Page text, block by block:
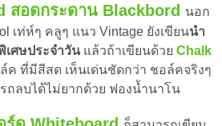
สอดกระดาน Blackbord นอก
เท่ห์ๆ คลูๆ แนว Vintage ยังเขียนนำ
เศษประจำวันแล้วถ้าเขียนด้วย Chalk
ค ที่มีสีสด เห็นเด่นชัดกว่า ชอล์คจริงๆ
ถลบได้ไม่ยากด้วย ฟองน้ำนาโน